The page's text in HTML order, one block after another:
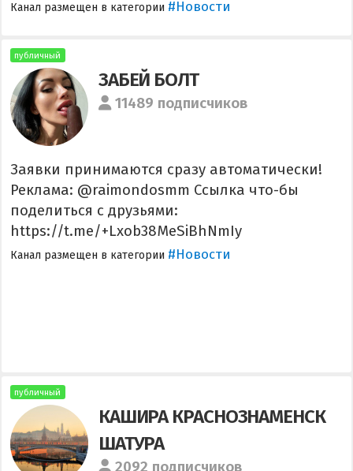
Канал размещен в категории #Новости
публичный
ЗАБЕЙ БОЛТ
11489 подписчиков
Заявки принимаются сразу автоматически!
Реклама: @raimondosmm Ссылка что-бы
поделиться с друзьями:
https://t.me/+Lxob38MeSiBhNmIy
Канал размещен в категории #Новости
публичный
КАШИРА КРАСНОЗНАМЕНСК
ШАТУРА
2092 подписчиков